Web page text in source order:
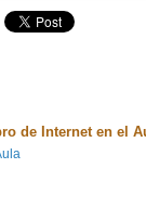
de Internet en el